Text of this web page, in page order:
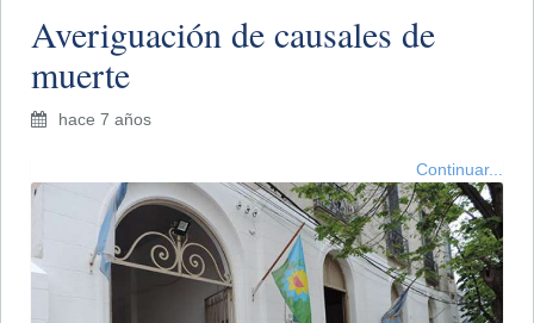
Averiguación de causales de
muerte
hace 7 años
Continuar...